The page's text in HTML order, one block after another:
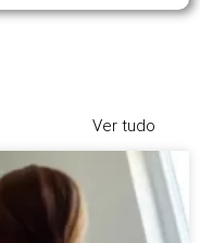
Ver tudo